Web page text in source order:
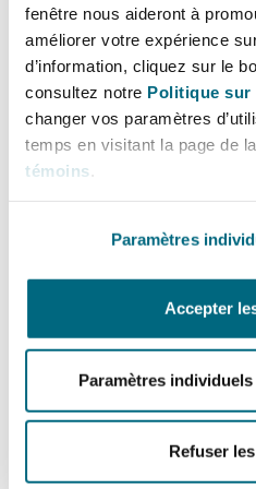
fenêtre nous aideront à
améliorer votre expérience
d’information, cliquez sur le
consultez notre Politique sur
changer vos paramètres
temps en visitant la page de la
témoins
Paramètres
Accepter
Paramètres
Refuser
Bator
Jersey
York
County
The St Botolph
Bulletins
Lignes directes
+44 (0)20 7876 6766
+254 769 670 687
Bureau principal
Nairobi - Associated
Régions couvertes